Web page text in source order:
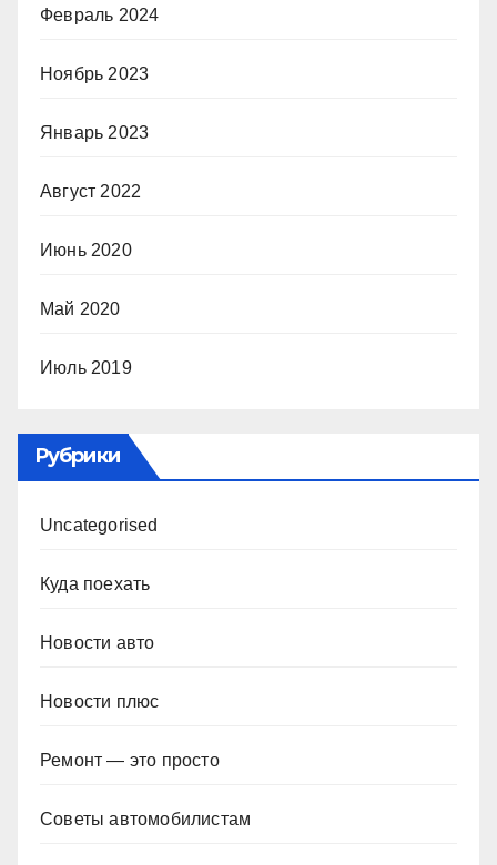
Февраль 2024
Ноябрь 2023
Январь 2023
Август 2022
Июнь 2020
Май 2020
Июль 2019
Рубрики
Uncategorised
Куда поехать
Новости авто
Новости плюс
Ремонт — это просто
Советы автомобилистам